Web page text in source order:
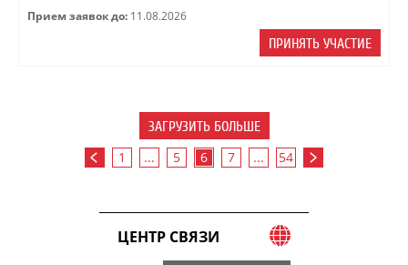
Прием заявок до: 11.08.2026
ПРИНЯТЬ УЧАСТИЕ
ЗАГРУЗИТЬ БОЛЬШЕ
1 ... 5 6 7 ... 54
ЦЕНТР СВЯЗИ